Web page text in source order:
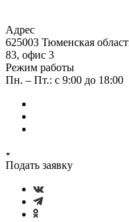
Адрес
625003 Тюменская
83, офис 3
Режим работы
Пн. – Пт.: с 9:00 до 18:00
Подать заявку